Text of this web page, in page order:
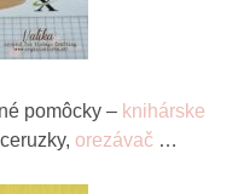
pomôcky – knihárske
orezávač …